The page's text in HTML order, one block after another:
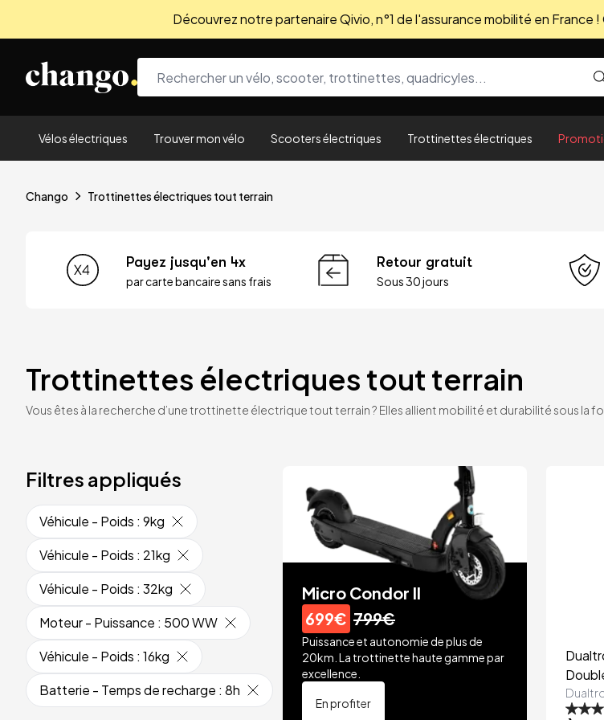
Découvrez notre partenaire Qivio, n°1 de l'assurance mobilité en France !
Vélos électriques Trouver mon vélo Scooters électriques Trottinettes électriques
Chango Trottinettes électriques tout terrain
Payez jusqu'en 4x
par carte bancaire sans frais
Retour gratuit
Sous 30 jours
Trottinettes électriques tout terrain
Vous êtes à la recherche d’une trottinette électrique tout terrain ? Elles allient mobilité et durabilité sous la
Filtres appliqués
Véhicule - Poids : 9kg
Véhicule - Poids : 21kg
Véhicule - Poids : 32kg
Moteur - Puissance : 500 WW
Véhicule - Poids : 16kg
Batterie - Temps de recharge : 8h
Micro Condor II
699€ 799€
Puissance et autonomie de plus de
20km. La trottinette haute gamme par
excellence.
En profiter